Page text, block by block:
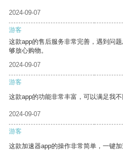
2024-09-07
游客
这款app的售后服务非常完善，遇到问
够放心购物。
2024-09-07
游客
这款app的功能非常丰富，可以满足我不
2024-09-07
游客
这款加速器app的操作非常简单，一键加